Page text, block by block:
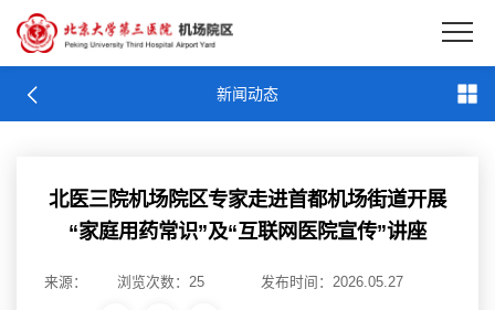
新闻动态
新闻动态
北医三院机场院区专家走进首都机场街道开展
“家庭用药常识”及“互联网医院宣传”讲座
来源： 浏览次数： 25 发布时间：2026.05.27